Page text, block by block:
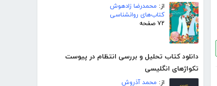
از: محمدرضا زادهوش
کتاب‌های روانشناسی
۷۲ صفحه
دانلود کتاب تحلیل و بررسی انتظام در پیوست
تکواژهای انگلیسی
از: محمد آذروش